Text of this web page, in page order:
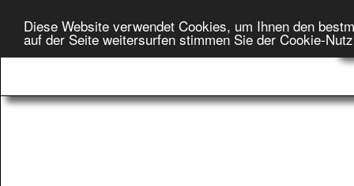
Diese Website verwendet Cookies, um Ihnen den
auf der Seite weitersurfen stimmen Sie der Cookie-